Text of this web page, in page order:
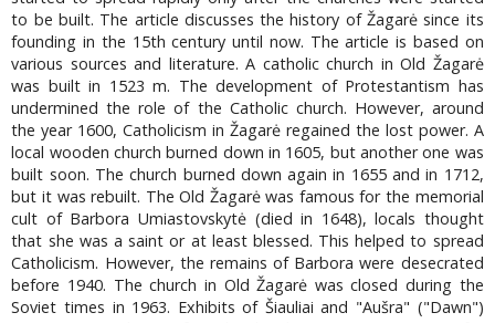
to be built. The article discusses the history of Žagarė since its
founding in the 15th century until now. The article is based on
various sources and literature. A catholic church in Old Žagarė
was built in 1523 m. The development of Protestantism has
undermined the role of the Catholic church. However, around
the year 1600, Catholicism in Žagarė regained the lost power. A
local wooden church burned down in 1605, but another one was
built soon. The church burned down again in 1655 and in 1712,
but it was rebuilt. The Old Žagarė was famous for the memorial
cult of Barbora Umiastovskytė (died in 1648), locals thought
that she was a saint or at least blessed. This helped to spread
Catholicism. However, the remains of Barbora were desecrated
before 1940. The church in Old Žagarė was closed during the
Soviet times in 1963. Exhibits of Šiauliai and "Aušra" ("Dawn")